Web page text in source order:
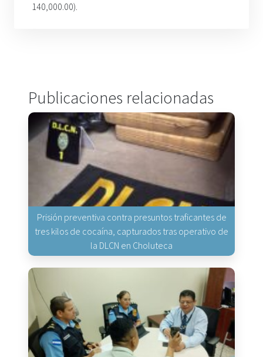
140,000.00).
Publicaciones relacionadas
Prisión preventiva contra presuntos traficantes de
tres kilos de cocaína, capturados tras operativo de
la DLCN en Choluteca